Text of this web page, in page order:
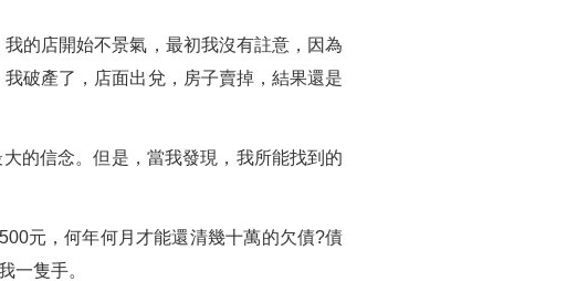
的店開始不景氣，最初我沒有註意，因為
破產了，店面出兌，房子賣掉，結果還是
的信念。但是，當我發現，我所能找到的
元，何年何月才能還清幾十萬的欠債?債
一隻手。